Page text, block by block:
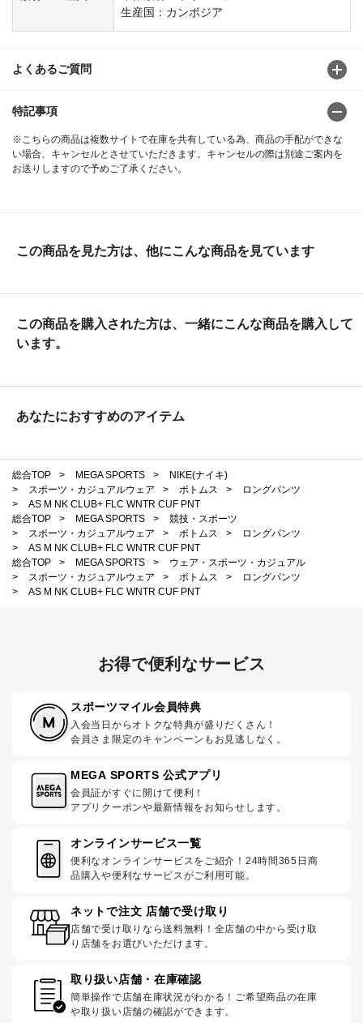
生産国：カンボジア
よくあるご質問
特記事項
※こちらの商品は複数サイトで在庫を共有している為、商品の手配ができな
い場合、キャンセルとさせていただきます。キャンセルの際は別途ご案内を
お送りしますので予めご了承ください。
この商品を見た方は、他にこんな商品を見ています
この商品を購入された方は、一緒にこんな商品を購入して
います。
あなたにおすすめのアイテム
総合TOP > MEGA SPORTS >
NIKE(ナイキ)
>
スポーツ・カジュアルウェア > ボトムス >
ロングパンツ
>
AS M NK CLUB+ FLC WNTR CUF PNT
総合TOP
> MEGA SPORTS >
競技・スポーツ
>
スポーツ・カジュアルウェア > ボトムス >
ロングパンツ
>
AS M NK CLUB+ FLC WNTR CUF PNT
総合TOP
> MEGA SPORTS >
ウェア・スポーツ・カジュアル
>
スポーツ・カジュアルウェア > ボトムス >
ロングパンツ
>
AS M NK CLUB+ FLC WNTR CUF PNT
お得で便利なサービス
スポーツマイル会員特典
入会当日からオトクな特典が盛りだくさん！
会員さま限定のキャンペーンもお見逃しなく。
MEGA SPORTS 公式アプリ
会員証がすぐに開けて便利！
アプリクーポンや最新情報をお知らせします。
オンラインサービス一覧
便利なオンラインサービスをご紹介！24時間365日商
品購入や便利なサービスがご利用可能。
ネットで注文 店舗で受け取り
店舗で受け取りなら送料無料！全店舗の中から受け取
り店舗をお選びいただけます。
取り扱い店舗・在庫確認
簡単操作で店舗在庫状況がわかる！ご希望商品の在庫
や取り扱い店舗の確認ができます。